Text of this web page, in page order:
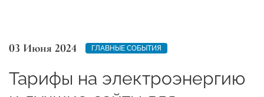
03 Июня 2024 ГЛАВНЫЕ СОБЫТИЯ
Тарифы на электроэнергию